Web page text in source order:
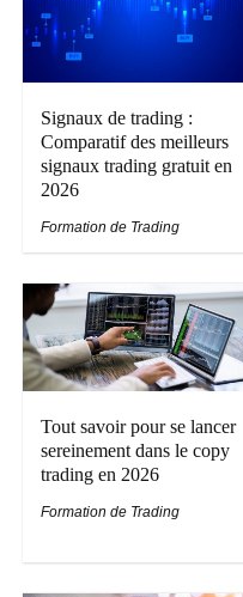
Signaux de trading :
Comparatif des meilleurs
signaux trading gratuit en
2026
Formation de Trading
Tout savoir pour se lancer
sereinement dans le copy
trading en 2026
Formation de Trading